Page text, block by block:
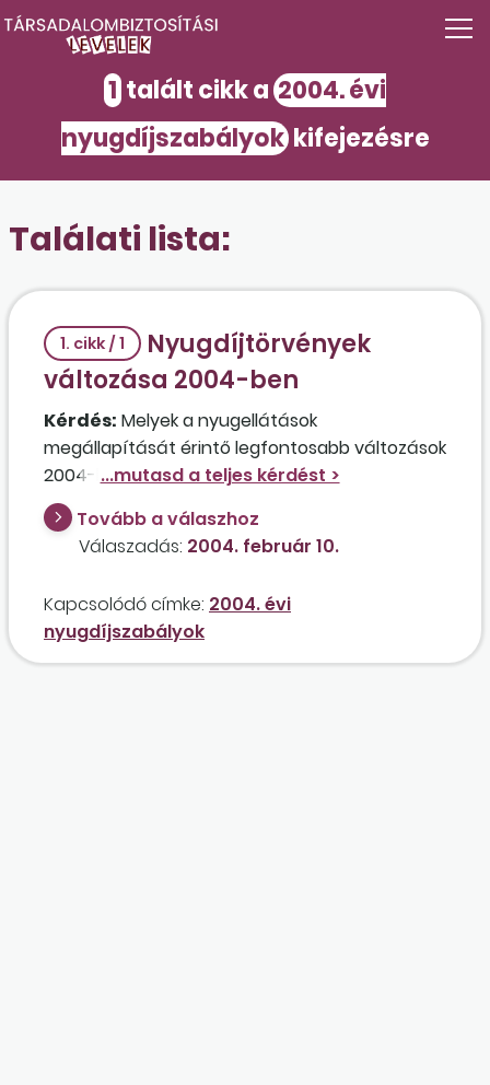
1 talált cikk a 2004. évi
nyugdíjszabályokkifejezésre
Találati lista:
1. cikk / 1
Nyugdíjtörvények
változása 2004-ben
Kérdés: Melyek a nyugellátások
megállapítását érintő legfontosabb változások
2004-ben?
Tovább a válaszhoz
Válaszadás: 2004. február 10.
Kapcsolódó címke: 2004. évi
nyugdíjszabályok